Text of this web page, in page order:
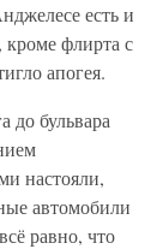
есть и
кроме флирта с
апогея.
до бульвара
настояли,
автомобили
равно, что